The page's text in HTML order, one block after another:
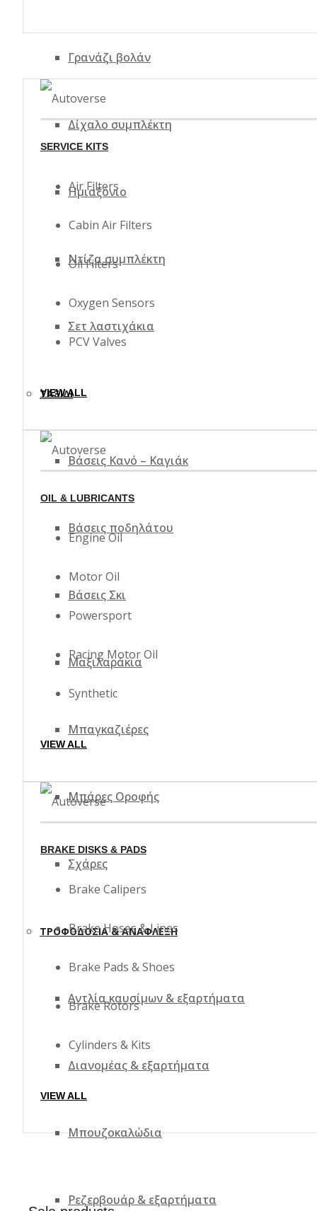
Γρανάζι βολάν
Δίχαλο συμπλέκτη
Ημιαξόνιο
Ντίζα συμπλέκτη
Σετ λαστιχάκια
ΤΑΞΊΔΙ
Βάσεις Κανό – Καγιάκ
Βάσεις ποδηλάτου
Βάσεις Σκι
Μαξιλαράκια
Μπαγκαζιέρες
Μπάρες Οροφής
Σχάρες
ΤΡΟΦΟΔΟΣΊΑ & ΑΝΆΦΛΕΞΗ
Αντλία καυσίμων & εξαρτήματα
Διανομέας & εξαρτήματα
Μπουζοκαλώδια
Ρεζερβουάρ & εξαρτήματα
SERVICE KITS
Air Filters
Cabin Air Filters
Oil Filters
Oxygen Sensors
PCV Valves
VIEW ALL
OIL & LUBRICANTS
Engine Oil
Motor Oil
Powersport
Racing Motor Oil
Synthetic
VIEW ALL
BRAKE DISKS & PADS
Brake Calipers
Brake Hoses & Lines
Brake Pads & Shoes
Brake Rotors
Cylinders & Kits
VIEW ALL